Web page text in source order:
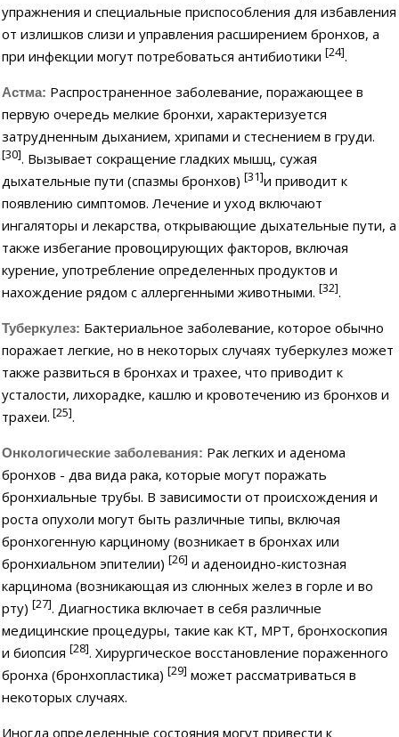
упражнения и специальные приспособления для избавления
от излишков слизи и управления расширением бронхов, а
при инфекции могут потребоваться антибиотики[24].
Астма: Распространенное заболевание, поражающее в
первую очередь мелкие бронхи, характеризуется
затрудненным дыханием, хрипами и стеснением в груди.
[30]. Вызывает сокращение гладких мышц, сужая
дыхательные пути (спазмы бронхов)[31]и приводит к
появлению симптомов. Лечение и уход включают
ингаляторы и лекарства, открывающие дыхательные пути, а
также избегание провоцирующих факторов, включая
курение, употребление определенных продуктов и
нахождение рядом с аллергенными животными.[32].
Туберкулез: Бактериальное заболевание, которое обычно
поражает легкие, но в некоторых случаях туберкулез может
также развиться в бронхах и трахее, что приводит к
усталости, лихорадке, кашлю и кровотечению из бронхов и
трахеи. [25].
Онкологические заболевания: Рак легких и аденома
бронхов - два вида рака, которые могут поражать
бронхиальные трубы. В зависимости от происхождения и
роста опухоли могут быть различные типы, включая
бронхогенную карциному (возникает в бронхах или
бронхиальном эпителии)[26] и аденоидно-кистозная
карцинома (возникающая из слюнных желез в горле и во
рту)[27]. Диагностика включает в себя различные
медицинские процедуры, такие как КТ, МРТ, бронхоскопия
и биопсия[28]. Хирургическое восстановление пораженного
бронха (бронхопластика)[29] может рассматриваться в
некоторых случаях.
Иногда определенные состояния могут привести к